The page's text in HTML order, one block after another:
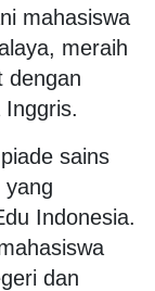
mahasiswa
meraih
dengan
Inggris.
sains
yang
Indonesia.
dan